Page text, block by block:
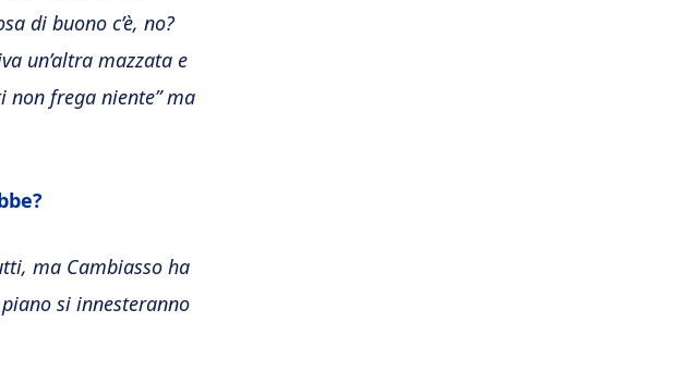
di buono c’è, no?
un’altra mazzata e
non frega niente” ma
ma Cambiasso ha
si innesteranno